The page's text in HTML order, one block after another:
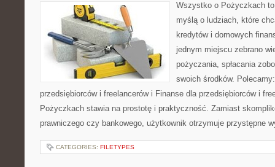
Wszystko o Pożyczkach
myślą o ludziach, które
kredytów i domowych
jednym miejscu zebrano
pożyczania, spłacania
swoich środków.
przedsiębiorców i freelancerów i Finanse dla przedsiębiorców i
Pożyczkach stawia na prostotę i praktyczność. Zamiast
prawniczego czy bankowego, użytkownik otrzymuje przystępne
CATEGORIES: FILETYPES